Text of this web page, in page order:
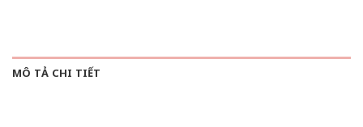
MÔ TẢ CHI TIẾT